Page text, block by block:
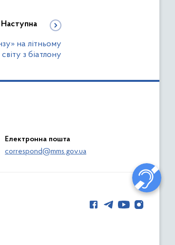
Наступна
на літньому
з біатлону
Електронна пошта
correspond@mms.gov.ua